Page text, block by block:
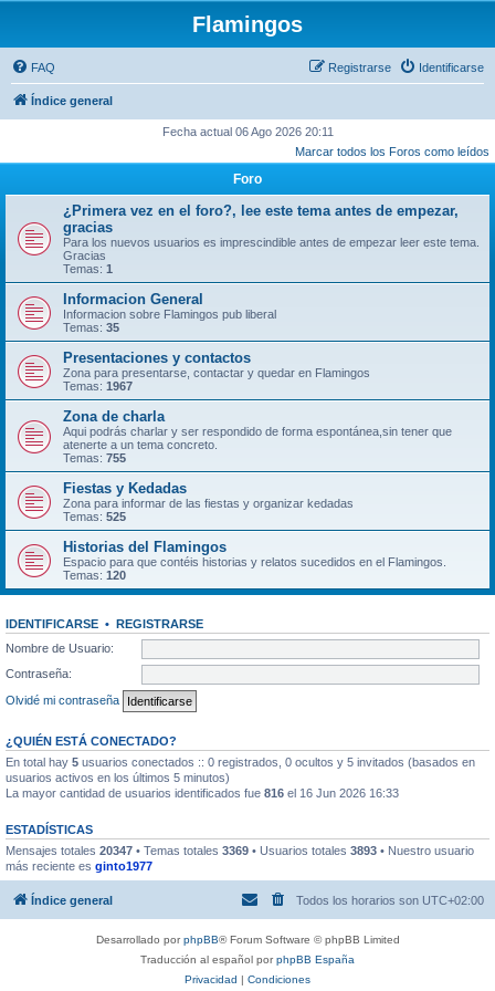
Flamingos
FAQ Identificarse
Registrarse
Índice general
Fecha actual 06 Ago 2026 20:11
Marcar todos los Foros como leídos
Foro
¿Primera vez en el foro?, lee este tema antes de empezar,
gracias
Para los nuevos usuarios es imprescindible antes de empezar leer este tema.
Gracias
Temas: 1
Informacion General
Informacion sobre Flamingos pub liberal
Temas: 35
Presentaciones y contactos
Zona para presentarse, contactar y quedar en Flamingos
Temas: 1967
Zona de charla
Aqui podrás charlar y ser respondido de forma espontánea,sin tener que
atenerte a un tema concreto.
Temas: 755
Fiestas y Kedadas
Zona para informar de las fiestas y organizar kedadas
Temas: 525
Historias del Flamingos
Espacio para que contéis historias y relatos sucedidos en el Flamingos.
Temas: 120
IDENTIFICARSE • REGISTRARSE
Nombre de Usuario:
Contraseña:
Olvidé mi contraseña
¿QUIÉN ESTÁ CONECTADO?
En total hay 5 usuarios conectados :: 0 registrados, 0 ocultos y 5 invitados (basados en
usuarios activos en los últimos 5 minutos)
La mayor cantidad de usuarios identificados fue 816 el 16 Jun 2026 16:33
ESTADÍSTICAS
Mensajes totales 20347 • Temas totales 3369 • Usuarios totales 3893 • Nuestro usuario
más reciente es ginto1977
Índice general Todos los horarios son UTC+02:00
Desarrollado porphpBB® Forum Software © phpBB Limited
Traducción al español porphpBB España
Privacidad | Condiciones